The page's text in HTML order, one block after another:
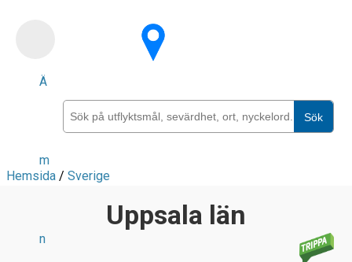
Ä
m
n
Sök
Hemsida / Sverige
Uppsala län